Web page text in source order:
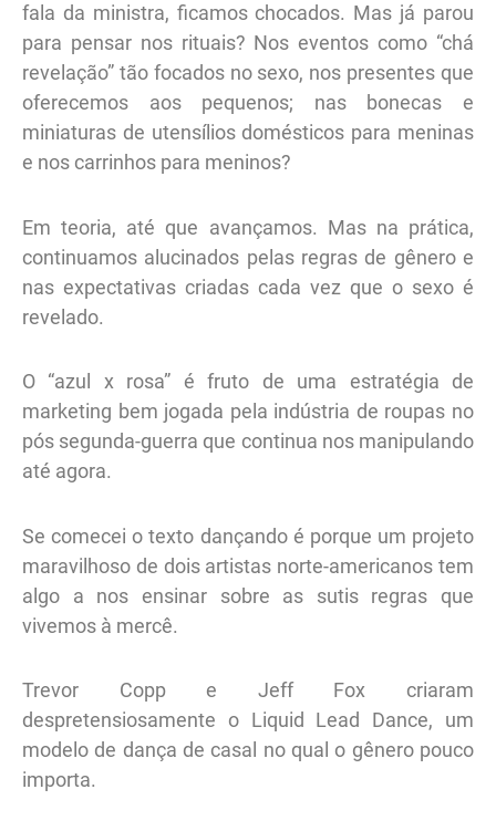
fala da ministra, ficamos chocados. Mas já parou
para pensar nos rituais? Nos eventos como “chá
revelação” tão focados no sexo, nos presentes que
oferecemos aos pequenos; nas bonecas e
miniaturas de utensílios domésticos para meninas
e nos carrinhos para meninos?
Em teoria, até que avançamos. Mas na prática,
continuamos alucinados pelas regras de gênero e
nas expectativas criadas cada vez que o sexo é
revelado.
O “azul x rosa” é fruto de uma estratégia de
marketing bem jogada pela indústria de roupas no
pós segunda-guerra que continua nos manipulando
até agora.
Se comecei o texto dançando é porque um projeto
maravilhoso de dois artistas norte-americanos tem
algo a nos ensinar sobre as sutis regras que
vivemos à mercê.
Trevor Copp e Jeff Fox criaram
despretensiosamente o Liquid Lead Dance, um
modelo de dança de casal no qual o gênero pouco
importa.